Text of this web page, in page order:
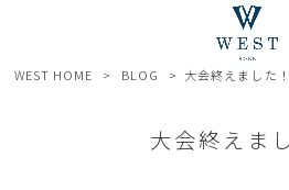
WEST HOME > BLOG > 大会終えました！
大会終えま